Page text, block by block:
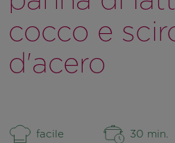
cocco e
d'acero
facile 30 min.